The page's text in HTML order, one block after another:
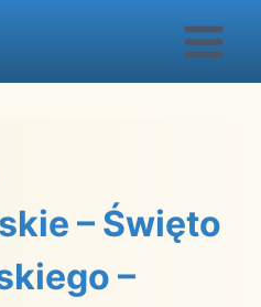
– Święto
–